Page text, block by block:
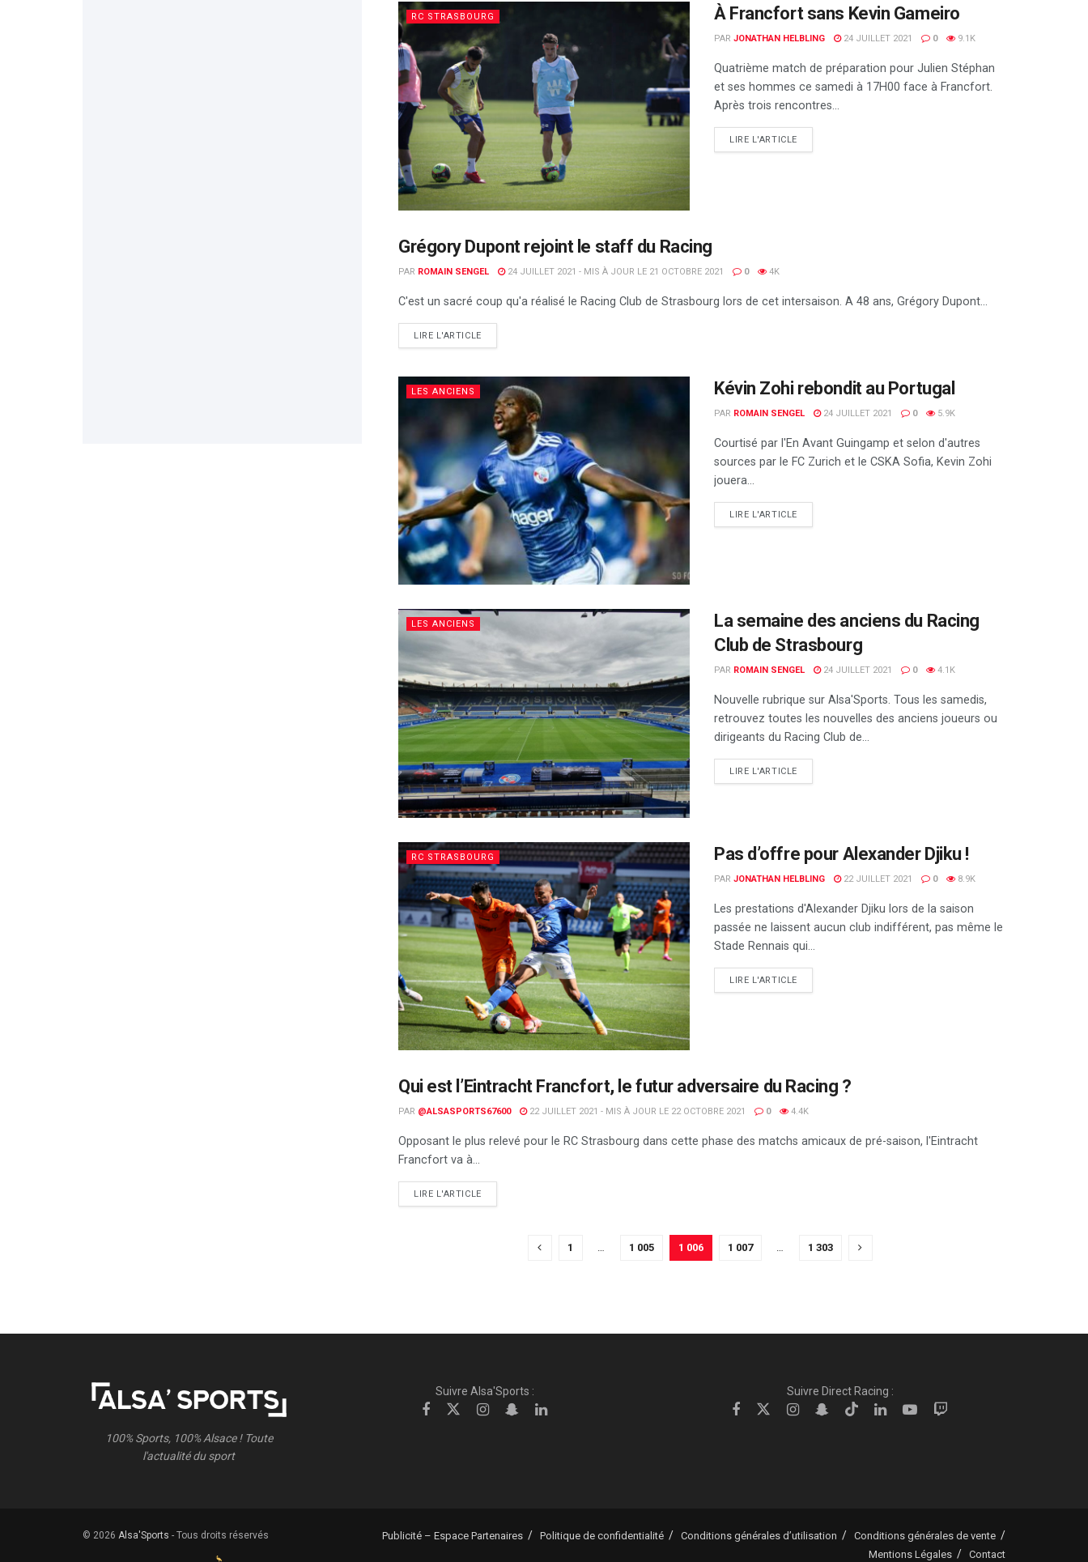
RC STRASBOURG À Francfort sans Kevin Gameiro
PAR JONATHAN HELBLING 24 JUILLET 2021 0 9.1K
Quatrième match de préparation pour Julien Stéphan
et ses hommes ce samedi à 17H00 face à Francfort.
Après trois rencontres...
LIRE L'ARTICLEDETAILS
RC STRASBOURG
Grégory Dupont rejoint le staff du Racing
PAR ROMAIN SENGEL 24 JUILLET 2021 - MIS À JOUR LE 21 OCTOBRE 2021 0 4K
C'est un sacré coup qu'a réalisé le Racing Club de Strasbourg lors de cet intersaison. A 48 ans, Grégory Dupont...
LIRE L'ARTICLEDETAILS
LES ANCIENS Kévin Zohi rebondit au Portugal
PAR ROMAIN SENGEL 24 JUILLET 2021 0 5.9K
Courtisé par l'En Avant Guingamp et selon d'autres
sources par le FC Zurich et le CSKA Sofia, Kevin Zohi
jouera...
LIRE L'ARTICLEDETAILS
LES ANCIENS
La semaine des anciens du Racing
Club de Strasbourg
PAR ROMAIN SENGEL 24 JUILLET 2021 0 4.1K
Nouvelle rubrique sur Alsa'Sports. Tous les samedis,
retrouvez toutes les nouvelles des anciens joueurs ou
dirigeants du Racing Club de...
LIRE L'ARTICLEDETAILS
RC STRASBOURG Pas d’offre pour Alexander Djiku !
PAR JONATHAN HELBLING 22 JUILLET 2021 0 8.9K
Les prestations d'Alexander Djiku lors de la saison
passée ne laissent aucun club indifférent, pas même le
Stade Rennais qui...
LIRE L'ARTICLEDETAILS
RC STRASBOURG
Qui est l’Eintracht Francfort, le futur adversaire du Racing ?
PAR @ALSASPORTS67600 22 JUILLET 2021 - MIS À JOUR LE 22 OCTOBRE 2021 0 4.4K
Opposant le plus relevé pour le RC Strasbourg dans cette phase des matchs amicaux de pré-saison, l'Eintracht
Francfort va à...
LIRE L'ARTICLEDETAILS
1 1 005 1 006 1 007 1 303
100% Sports, 100% Alsace ! Toute
l'actualité du sport
Suivre Alsa'Sports : Suivre Direct Racing :
© 2026 Alsa'Sports - Tous droits réservés Publicité – Espace Partenaires Politique de confidentialité Conditions générales d’utilisation
Conditions générales de vente
Mentions Légales
Contact